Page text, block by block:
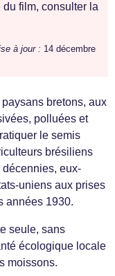
film, consulter la
à jour : 14 décembre
bretons, aux
polluées et
le semis
brésiliens
eux-
uniens aux prises
années 1930.
seule, sans
écologique locale
moissons.